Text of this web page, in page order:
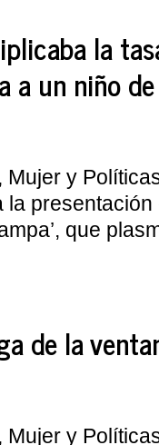
la
a un niño
y
presentación
que
de la
y